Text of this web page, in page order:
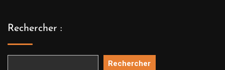
Rechercher :
Rechercher